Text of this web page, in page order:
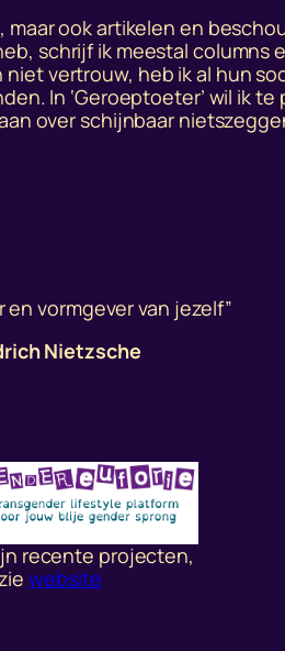
ook artikelen en
schrijf ik meestal columns
vertrouw, heb ik al hun
In ‘Geroeptoeter’ wil ik
over schijnbaar
en vormgever van jezelf”
Nietzsche
recente projecten,
website